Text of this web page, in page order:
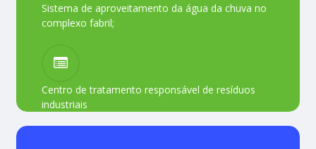
Sistema de aproveitamento da água da chuva no
complexo fabril;
Centro de tratamento responsável de resíduos
industriais